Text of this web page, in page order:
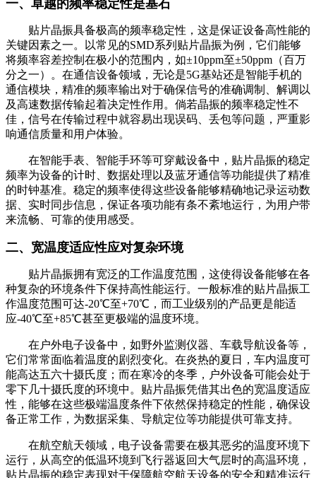
一、卓越的频率稳定性是基石
贴片晶振具备极高的频率稳定性，这是保证设备高性能的
关键因素之一。以常见的SMD系列贴片晶振为例，它们能够
将频率容差控制在极小的范围内，如±10ppm至±50ppm（百万
分之一）。在通信设备领域，无论是5G基站还是智能手机的
通信模块，精准的频率输出对于确保信号的准确调制、解调以
及高速数据传输起着决定性作用。倘若晶振的频率稳定性不
佳，信号在传输过程中就容易出现误码、丢包等问题，严重影
响通信质量和用户体验。
在智能手表、智能手环等可穿戴设备中，贴片晶振的稳定
频率为设备的计时、数据处理以及蓝牙通信等功能提供了精准
的时钟基准。稳定的频率使得这些设备能够精确地记录运动数
据、实时同步信息，保证各项功能有条不紊地运行，为用户带
来流畅、可靠的使用感受。
二、宽温度适应性应对复杂环境
贴片晶振拥有宽泛的工作温度范围，这使得设备能够在各
种复杂的环境条件下保持高性能运行。一般标准的贴片晶振工
作温度范围可达-20℃至+70℃，而工业级别的产品更是能适
应-40℃至+85℃甚至更极端的温度环境。
在户外电子设备中，如野外监测仪器、车载导航设备等，
它们常常面临着温度的剧烈变化。在炎热的夏日，车内温度可
能高达五六十摄氏度；而在寒冷的冬季，户外设备可能会处于
零下几十摄氏度的环境中。贴片晶振凭借其出色的宽温度适应
性，能够在这些极端温度条件下依然保持稳定的性能，确保设
备正常工作，为数据采集、导航定位等功能提供可靠支持。
在航空航天领域，电子设备需要在极其恶劣的温度环境下
运行，从高空的低温环境到飞行器返回大气层时的高温环境，
贴片晶振的稳定表现对于保障航空航天设备的安全和精准运行